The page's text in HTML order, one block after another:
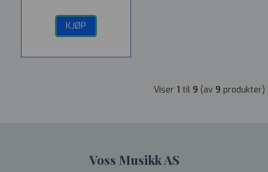
KJØP
Viser 1 til 9 (av 9 produkter)
Voss Musikk AS